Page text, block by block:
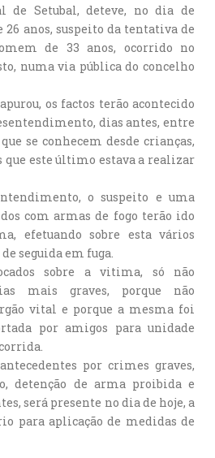
de Setubal, deteve, no dia de
anos, suspeito da tentativa de
de 33 anos, ocorrido no
numa via pública do concelho
os factos terão acontecido
dias antes, entre
se conhecem desde crianças,
que este último estava a realizar
o suspeito e uma
com armas de fogo terão ido
efetuando sobre esta vários
seguida em fuga.
sobre a vitima, só não
mais graves, porque não
vital e porque a mesma foi
por amigos para unidade
por crimes graves,
detenção de arma proibida e
será presente no dia de hoje, a
para aplicação de medidas de